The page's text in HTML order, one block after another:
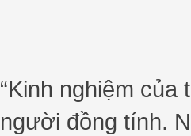
“Kinh nghiệm của
người đồng tính.